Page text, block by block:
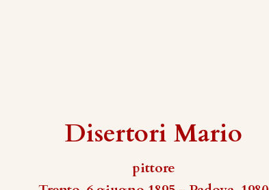
Disertori Mario
pittore